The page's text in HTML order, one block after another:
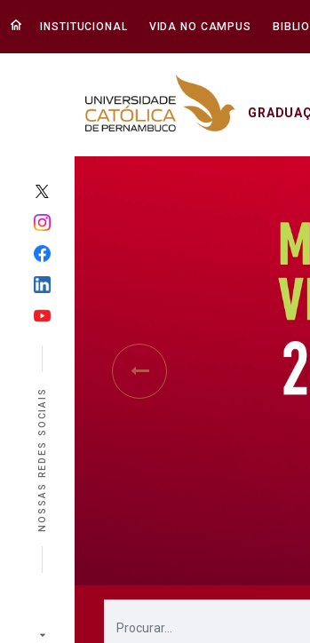
INSTITUCIONAL VIDA NO CAMPUS
Início - Unicap
NOSSAS REDES SOCIAIS
Previous